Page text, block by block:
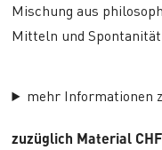
Mischung aus
Mitteln und Spontanität.
mehr Informationen
zuzüglich Material